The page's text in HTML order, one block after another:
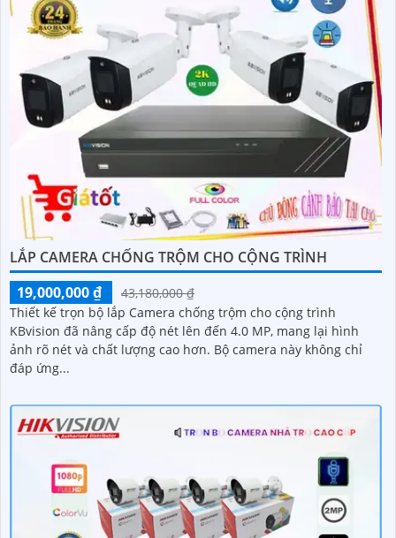
LẮP CAMERA CHỐNG TRỘM CHO CỘNG TRÌNH
19,000,000 ₫
43,180,000 ₫
Thiết kế trọn bộ lắp Camera chống trộm cho cộng trình
KBvision đã nâng cấp độ nét lên đến 4.0 MP, mang lại hình
ảnh rõ nét và chất lượng cao hơn. Bộ camera này không chỉ
đáp ứng...